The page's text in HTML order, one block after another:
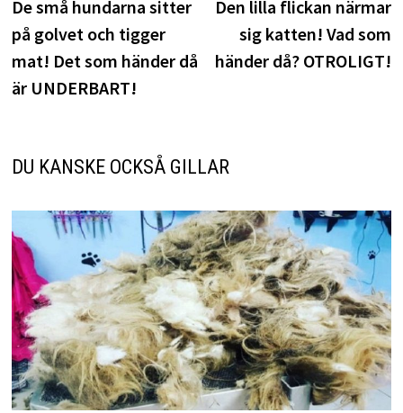
inlägg:
De små hundarna sitter
på golvet och tigger
mat! Det som händer då
är UNDERBART!
Den lilla flickan närmar
sig katten! Vad som
händer då? OTROLIGT!
DU KANSKE OCKSÅ GILLAR